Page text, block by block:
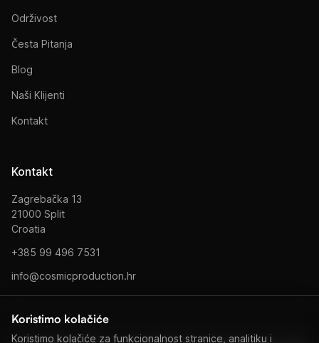
Održivost
Česta Pitanja
Blog
Naši Klijenti
Kontakt
Kontakt
Zagrebačka 13
21000 Split
Croatia
+385 99 496 7531
info@cosmicproduction.hr
Koristimo kolačiće
Koristimo kolačiće za funkcionalnost stranice, analitiku i